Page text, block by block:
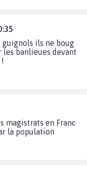
guignols ils ne boug
les banlieues devant
magistrats en Franc
la population